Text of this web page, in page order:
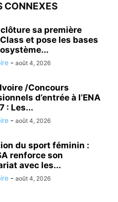
CONNEXES
clôture sa première
et pose les bases
- août 4, 2026
/Concours
d’entrée à l’ENA
: Les...
- août 4, 2026
du sport féminin :
renforce son
avec les...
- août 4, 2026